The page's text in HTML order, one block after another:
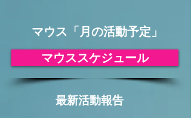
​マウス「月の活動予定」
マウススケジュール
最新活動報告